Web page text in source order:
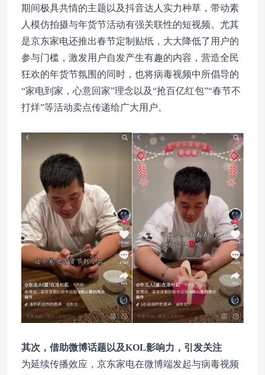
期间极具共情的主题以及抖音达人实力种草，带动素
人模仿拍摄与年货节活动有强关联性的短视频。尤其
是京东家电还推出春节定制贴纸，大大降低了用户的
参与门槛，激发用户自发产生有趣的内容，营造全民
狂欢的年货节氛围的同时，也将病毒视频中所倡导的
“家电到家，心意回家”理念以及“抢百亿红包”“春节不
打烊”等活动卖点传递给广大用户。
其次，借助微博话题以及KOL影响力，引发关注
为延续传播效应，京东家电在微博端发起与病毒视频